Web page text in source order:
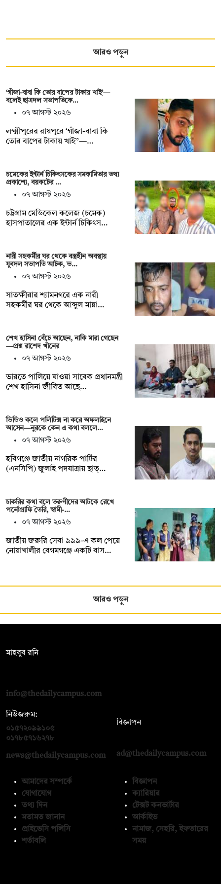
আরও পড়ুন
‘গাঁজা-বাবা কি তোর বাপের টাকায় খাই’—
বলেই ছাত্রদল সভাপতিকে…
০৭ আগস্ট ২০২৬
লক্ষ্মীপুরের রায়পুরে ‘গাঁজা-বাবা কি
তোর বাপের টাকায় খাই’’—…
চমেকের ইন্টার্ন চিকিৎসকের সমকামিতার তথ্য
প্রকাশ্যে, বয়কটের …
০৭ আগস্ট ২০২৬
চট্টগ্রাম মেডিকেল কলেজ (চমেক)
হাসপাতালের এক ইন্টার্ন চিকিৎস…
নারী সহকর্মীর ঘর থেকে বস্ত্রহীন অবস্থায়
যুবদল সভাপতি আটক, ভ…
০৭ আগস্ট ২০২৬
সাতক্ষীরার শ্যামনগরে এক নারী
সহকর্মীর ঘর থেকে আব্দুল মান্না…
শেখ হাসিনা বেঁচে আছেন, নাকি মারা গেছেন
—প্রশ্ন রাশেদ খাঁনের
০৭ আগস্ট ২০২৬
ভারতে পালিয়ে যাওয়া সাবেক প্রধানমন্ত্রী
শেখ হাসিনা জীবিত আছে…
ভিডিও কলে পলিটিক্স না করে অফলাইনে
আসেন—নুরকে কেন এ কথা বললে…
০৭ আগস্ট ২০২৬
হবিগঞ্জে জাতীয় নাগরিক পার্টির
(এনসিপি) জুলাই পদযাত্রায় ছাত্…
চাকরির কথা বলে তরুণীদের আটকে রেখে
পর্নোগ্রাফি তৈরি, স্বামী-…
০৭ আগস্ট ২০২৬
জাতীয় জরুরি সেবা ৯৯৯-এ কল পেয়ে
নোয়াখালীর বেগমগঞ্জে একটি বাস…
আরও পড়ুন
মাহবুব রনি
info@thedailycampus.com
নিউজরুম:
০১৫৭২০৯৯১০৫
০১৭৮৫৭১৬২৭৮
news@thedailycampus.com
বিজ্ঞাপন
ad@thedailycampus.com
আমাদের সম্পর্কে
যোগাযোগ
তথ্য দিন
মতামত জানান
প্রাইভেসি পলিসি
শর্তাবলি
বিজ্ঞাপন
ক্যারিয়ার
টেক্সট কনভার্টার
আর্কাইভ
নামাজ, সেহরি, ইফতারের
সময়